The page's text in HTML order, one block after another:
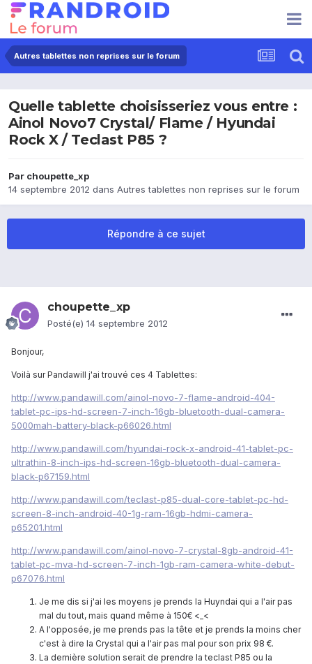
Autres tablettes non reprises sur le forum
Quelle tablette choisisseriez vous entre :
Ainol Novo7 Crystal/ Flame / Hyundai
Rock X / Teclast P85 ?
Par choupette_xp
14 septembre 2012 dans Autres tablettes non reprises sur le forum
Répondre à ce sujet
choupette_xp
Posté(e) 14 septembre 2012
Bonjour,
Voilà sur Pandawill j'ai trouvé ces 4 Tablettes:
http://www.pandawill.com/ainol-novo-7-flame-android-404-
tablet-pc-ips-hd-screen-7-inch-16gb-bluetooth-dual-camera-
5000mah-battery-black-p66026.html
http://www.pandawill.com/hyundai-rock-x-android-41-tablet-pc-
ultrathin-8-inch-ips-hd-screen-16gb-bluetooth-dual-camera-
black-p67159.html
http://www.pandawill.com/teclast-p85-dual-core-tablet-pc-hd-
screen-8-inch-android-40-1g-ram-16gb-hdmi-camera-
p65201.html
http://www.pandawill.com/ainol-novo-7-crystal-8gb-android-41-
tablet-pc-mva-hd-screen-7-inch-1gb-ram-camera-white-debut-
p67076.html
Je me dis si j'ai les moyens je prends la Huyndai qui a l'air pas
mal du tout, mais quand même à 150€ <_<
A l'opposée, je me prends pas la tête et je prends la moins cher
c'est à dire la Crystal qui a l'air pas mal pour son prix 98 €.
La dernière solution serait de prendre la teclast P85 ou la